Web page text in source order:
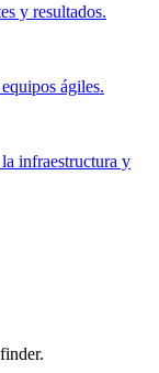
y resultados.
ágiles.
infraestructura y